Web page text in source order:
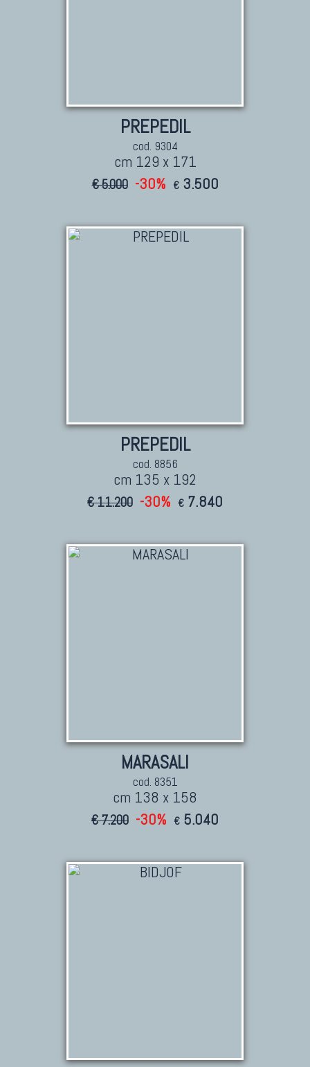
PREPEDIL
cod. 9304
cm 129 x 171
€ 5.000 -30% € 3.500
PREPEDIL
cod. 8856
cm 135 x 192
€ 11.200 -30% € 7.840
MARASALI
cod. 8351
cm 138 x 158
€ 7.200 -30% € 5.040